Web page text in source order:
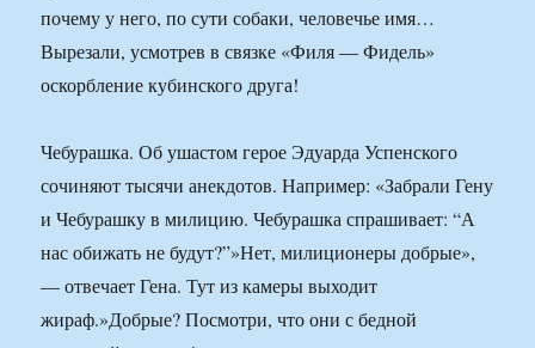
почему у него, по сути собаки, человечье имя…
Вырезали, усмотрев в связке «Филя — Фидель»
оскорбление кубинского друга!
Чебурашка. Об ушастом герое Эдуарда Успенского
сочиняют тысячи анекдотов. Например: «Забрали Гену
и Чебурашку в милицию. Чебурашка спрашивает: “А
нас обижать не будут?”»Нет, милиционеры добрые»,
— отвечает Гена. Тут из камеры выходит
жираф.»Добрые? Посмотри, что они с бедной